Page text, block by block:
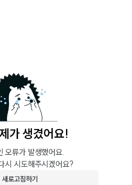
가 생겼어요!
오류가 발생했어요.
시 시도해주시겠어요?
새로고침하기